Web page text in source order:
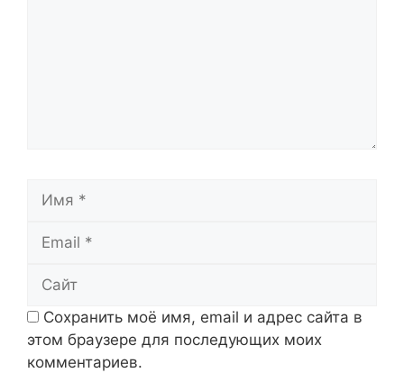
Сохранить моё имя, email и адрес сайта в
этом браузере для последующих моих
комментариев.